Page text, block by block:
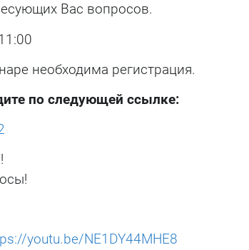
Вас вопросов.
необходима регистрация.
по следующей ссылке:
youtu.be/NE1DY44MHE8